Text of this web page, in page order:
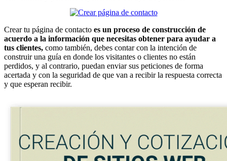
Crear tu página de contacto es un proceso de construcción de
acuerdo a la información que necesitas obtener para ayudar a
tus clientes, como también, debes contar con la intención de
construir una guía en donde los visitantes o clientes no están
perdidos, y al contrario, puedan enviar sus peticiones de forma
acertada y con la seguridad de que van a recibir la respuesta correcta
y que esperan recibir.